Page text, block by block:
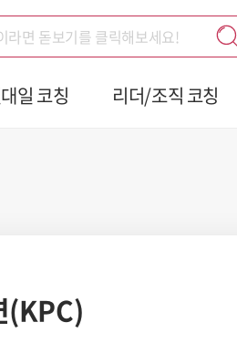
라면 돋보기를 클릭해보세요!
일 코칭 리더/조직 코칭
(KPC)